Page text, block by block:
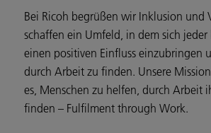
Bei Ricoh begrüßen wir Inklusion und
schaffen ein Umfeld, in dem sich
einen positiven Einfluss einzubringen
durch Arbeit zu finden. Unsere
es, Menschen zu helfen, durch Arbeit
finden – Fulfilment through Work.